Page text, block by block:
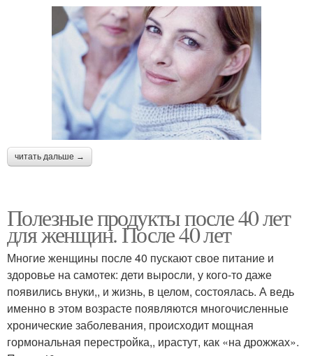
читать дальше →
Полезные продукты после 40 лет
для женщин. После 40 лет
Многие женщины после 40 пускают свое питание и
здоровье на самотек: дети выросли, у кого-то даже
появились внуки,, и жизнь, в целом, состоялась. А ведь
именно в этом возрасте появляются многочисленные
хронические заболевания, происходит мощная
гормональная перестройка,, ирастут, как «на дрожжах».